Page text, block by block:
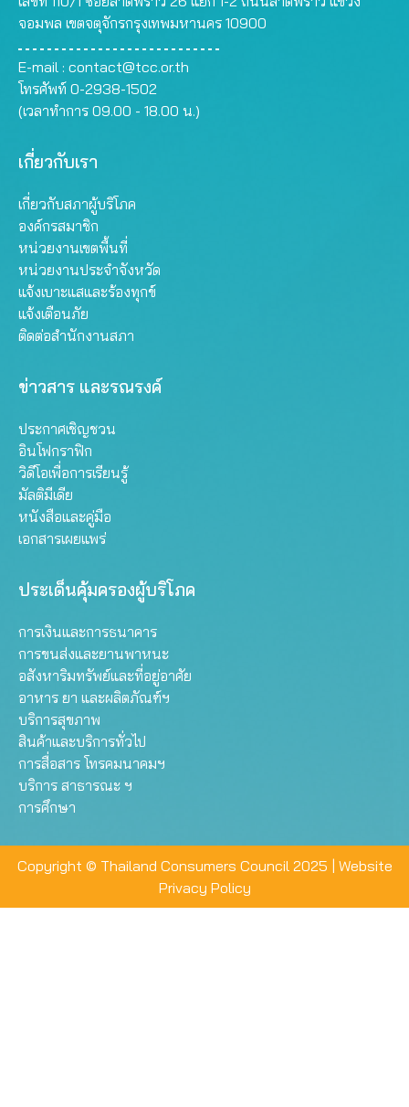
จอมพล เขตจตุจักรกรุงเทพมหานคร 10900
E-mail : contact@tcc.or.th
โทรศัพท์ 0-2938-1502
(เวลาทำการ 09.00 - 18.00 น.)
เกี่ยวกับเรา
เกี่ยวกับสภาผู้บริโภค
องค์กรสมาชิก
หน่วยงานเขตพื้นที่
หน่วยงานประจำจังหวัด
แจ้งเบาะแสและร้องทุกข์
แจ้งเตือนภัย
ติดต่อสำนักงานสภา
ข่าวสาร และรณรงค์
ประกาศเชิญชวน
อินโฟกราฟิก
วิดีโอเพื่อการเรียนรู้
มัลติมีเดีย
หนังสือและคู่มือ
เอกสารเผยแพร่
ประเด็นคุ้มครองผู้บริโภค
การเงินและการธนาคาร
การขนส่งและยานพาหนะ
อสังหาริมทรัพย์และที่อยู่อาศัย
อาหาร ยา และผลิตภัณฑ์ฯ
บริการสุขภาพ
สินค้าและบริการทั่วไป
การสื่อสาร โทรคมนาคมฯ
บริการ สาธารณะ ฯ
การศึกษา
Copyright © Thailand Consumers Council 2025 | Website
Privacy Policy